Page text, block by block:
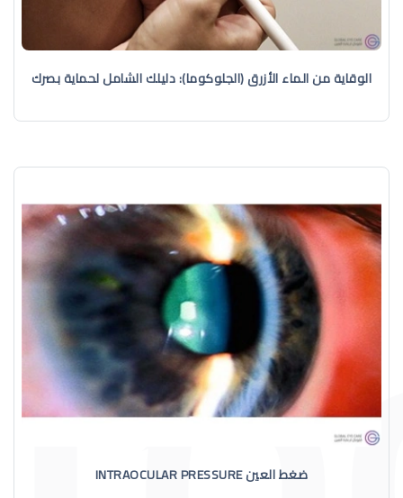
الوقاية من الماء الأزرق (الجلوكوما): دليلك الشامل لحماية بصرك
ضغط العين INTRAOCULAR PRESSURE